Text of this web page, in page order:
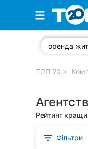
Обрані компанії
Автошколи
Ветеринарні клініки
оренда
ТОП 20
Рейтинг
Фільтри